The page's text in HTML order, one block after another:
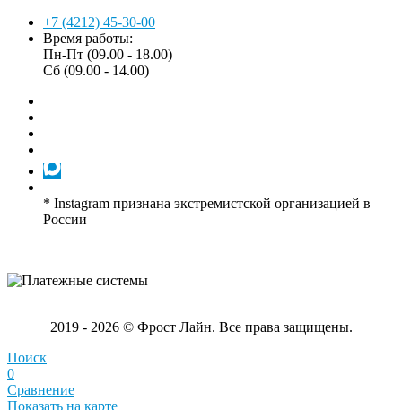
+7 (4212) 45-30-00
Время работы:
Пн-Пт (09.00 - 18.00)
Сб (09.00 - 14.00)
* Instagram признана экстремистской организацией в
России
2019 - 2026 © Фрост Лайн. Все права защищены.
Поиск
0
Сравнение
Показать на карте